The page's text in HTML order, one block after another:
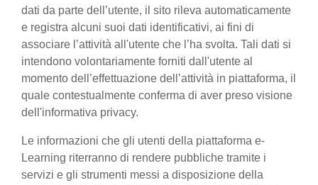
dati da parte dell’utente, il sito rileva automaticamente
e registra alcuni suoi dati identificativi, ai fini di
associare l’attività all'utente che l’ha svolta. Tali dati si
intendono volontariamente forniti dall'utente al
momento dell’effettuazione dell’attività in piattaforma, il
quale contestualmente conferma di aver preso visione
dell'informativa privacy.
Le informazioni che gli utenti della piattaforma e-
Learning riterranno di rendere pubbliche tramite i
servizi e gli strumenti messi a disposizione della